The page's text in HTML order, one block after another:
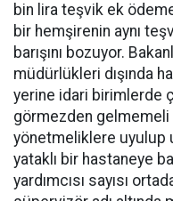
bin lira teşvik ek
bir hemşirenin aynı
barışını bozuyor.
müdürlükleri dışında
yerine idari birimlerde
görmezden gelmemeli
yönetmeliklere uyulup
yataklı bir hastaneye
yardımcısı sayısı